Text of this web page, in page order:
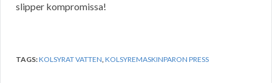
slipper kompromissa!
TAGS:KOLSYRAT VATTEN,KOLSYREMASKINPARON PRESS